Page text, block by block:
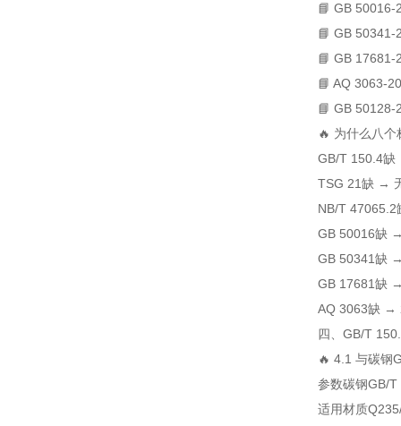
📘 GB 50016-
📘 GB 50341-
📘 GB 17681-
📘 AQ 3063-
📘 GB 50128-
🔥 为什么八
GB/T 150.4
TSG 21缺 →
NB/T
GB 50016缺
GB 50341缺
GB 17681缺
AQ 3063缺 →
四、GB/T
🔥 4.1 与碳钢
参数碳钢GB/
适用材质